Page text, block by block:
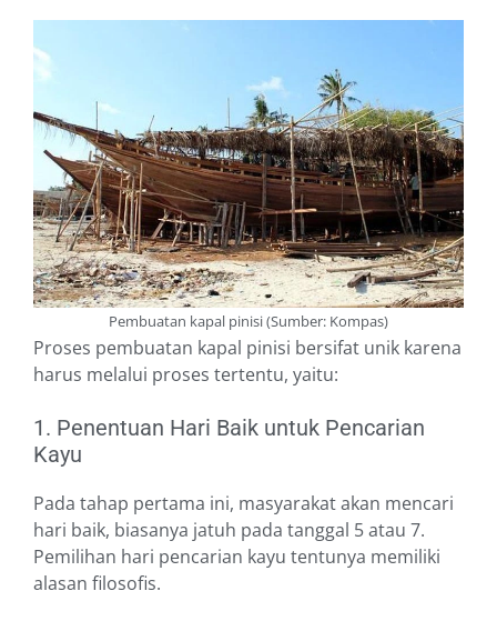
Pembuatan kapal pinisi (Sumber: Kompas)
Proses pembuatan kapal pinisi bersifat unik karena
harus melalui proses tertentu, yaitu:
1. Penentuan Hari Baik untuk Pencarian
Kayu
Pada tahap pertama ini, masyarakat akan mencari
hari baik, biasanya jatuh pada tanggal 5 atau 7.
Pemilihan hari pencarian kayu tentunya memiliki
alasan filosofis.